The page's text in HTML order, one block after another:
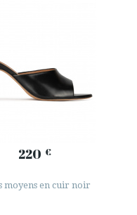
220 €
moyens en cuir noir